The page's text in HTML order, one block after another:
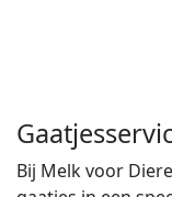
Bij Melk voor